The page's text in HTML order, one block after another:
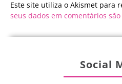
Este site utiliza o Akismet para
seus dados em comentários
Social